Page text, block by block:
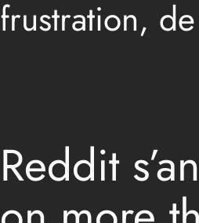
frustration,
Reddit